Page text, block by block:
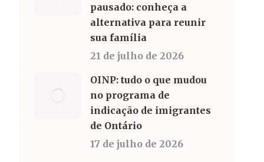
pausado: conheça a
alternativa para reunir
sua família
21 de julho de 2026
OINP: tudo o que mudou
no programa de
indicação de imigrantes
de Ontário
17 de julho de 2026